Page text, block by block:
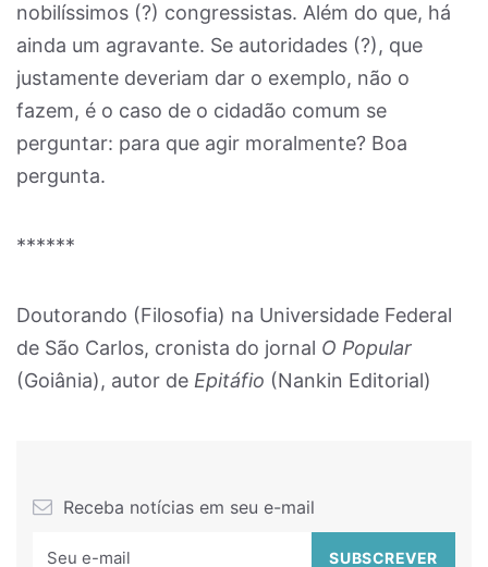
nobilíssimos (?) congressistas. Além do que, há
ainda um agravante. Se autoridades (?), que
justamente deveriam dar o exemplo, não o
fazem, é o caso de o cidadão comum se
perguntar: para que agir moralmente? Boa
pergunta.
******
Doutorando (Filosofia) na Universidade Federal
de São Carlos, cronista do jornal O Popular
(Goiânia), autor de Epitáfio (Nankin Editorial)
Receba notícias em seu e-mail